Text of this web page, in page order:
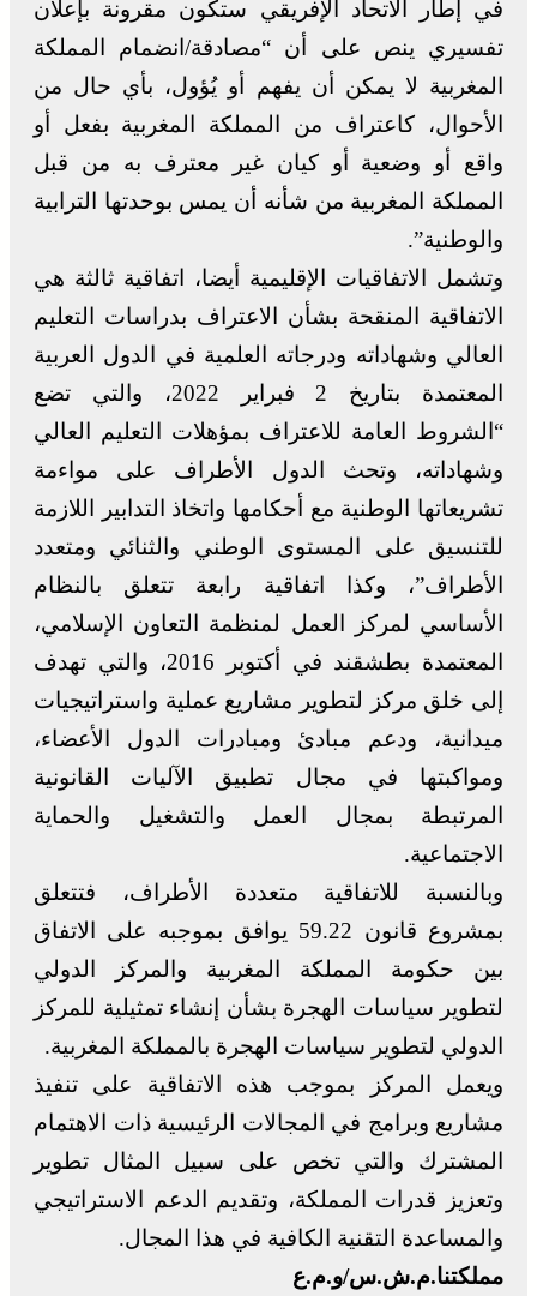
في إطار الاتحاد الإفريقي ستكون مقرونة بإعلان
تفسيري ينص على أن “مصادقة/انضمام المملكة
المغربية لا يمكن أن يفهم أو يُؤول، بأي حال من
الأحوال، كاعتراف من المملكة المغربية بفعل أو
واقع أو وضعية أو كيان غير معترف به من قبل
المملكة المغربية من شأنه أن يمس بوحدتها الترابية
والوطنية”.
وتشمل الاتفاقيات الإقليمية أيضا، اتفاقية ثالثة هي
الاتفاقية المنقحة بشأن الاعتراف بدراسات التعليم
العالي وشهاداته ودرجاته العلمية في الدول العربية
المعتمدة بتاريخ 2 فبراير 2022، والتي تضع
“الشروط العامة للاعتراف بمؤهلات التعليم العالي
وشهاداته، وتحث الدول الأطراف على مواءمة
تشريعاتها الوطنية مع أحكامها واتخاذ التدابير اللازمة
للتنسيق على المستوى الوطني والثنائي ومتعدد
الأطراف”، وكذا اتفاقية رابعة تتعلق بالنظام
الأساسي لمركز العمل لمنظمة التعاون الإسلامي،
المعتمدة بطشقند في أكتوبر 2016، والتي تهدف
إلى خلق مركز لتطوير مشاريع عملية واستراتيجيات
ميدانية، ودعم مبادئ ومبادرات الدول الأعضاء،
ومواكبتها في مجال تطبيق الآليات القانونية
المرتبطة بمجال العمل والتشغيل والحماية
الاجتماعية.
وبالنسبة للاتفاقية متعددة الأطراف، فتتعلق
بمشروع قانون 59.22 يوافق بموجبه على الاتفاق
بين حكومة المملكة المغربية والمركز الدولي
لتطوير سياسات الهجرة بشأن إنشاء تمثيلية للمركز
الدولي لتطوير سياسات الهجرة بالمملكة المغربية.
ويعمل المركز بموجب هذه الاتفاقية على تنفيذ
مشاريع وبرامج في المجالات الرئيسية ذات الاهتمام
المشترك والتي تخص على سبيل المثال تطوير
وتعزيز قدرات المملكة، وتقديم الدعم الاستراتيجي
والمساعدة التقنية الكافية في هذا المجال.
مملكتنا.م.ش.س/و.م.ع